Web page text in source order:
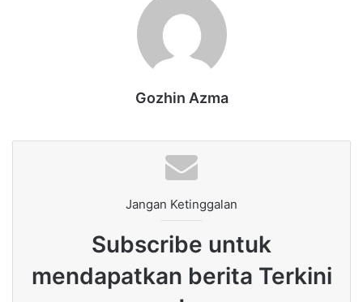
Gozhin Azma
Jangan Ketinggalan
Subscribe untuk
mendapatkan berita Terkini